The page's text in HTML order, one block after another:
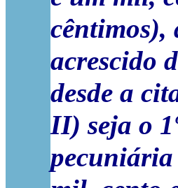
cêntimos),
acrescido
desde a
II) seja o
pecuniária